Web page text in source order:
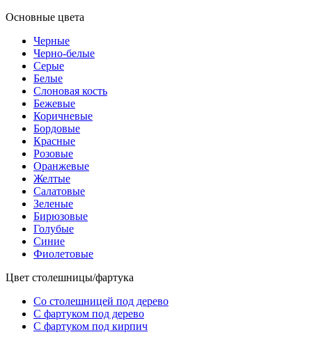
Основные цвета
Черные
Черно-белые
Серые
Белые
Слоновая кость
Бежевые
Коричневые
Бордовые
Красные
Розовые
Оранжевые
Желтые
Салатовые
Зеленые
Бирюзовые
Голубые
Синие
Фиолетовые
Цвет столешницы/фартука
Со столешницей под дерево
С фартуком под дерево
С фартуком под кирпич